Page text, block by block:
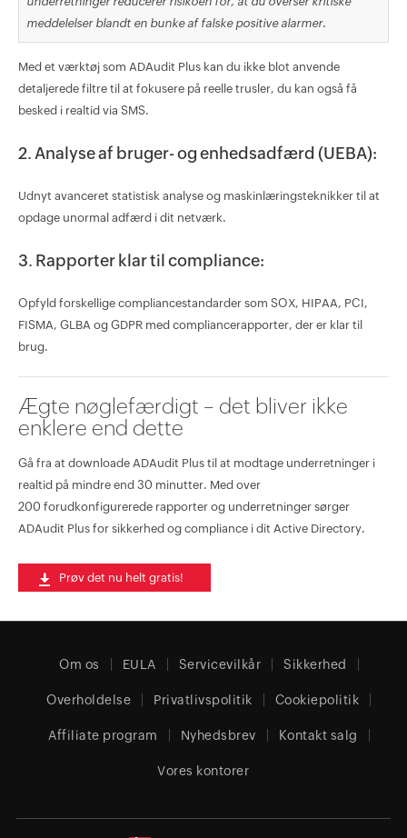
meddelelser blandt en bunke af falske positive alarmer.
Med et værktøj som ADAudit Plus kan du ikke blot anvende
detaljerede filtre til at fokusere på reelle trusler, du kan også få
besked i realtid via SMS.
2. Analyse af bruger- og enhedsadfærd (UEBA):
Udnyt avanceret statistisk analyse og maskinlæringsteknikker til at
opdage unormal adfærd i dit netværk.
3. Rapporter klar til compliance:
Opfyld forskellige compliancestandarder som SOX, HIPAA, PCI,
FISMA, GLBA og GDPR med compliancerapporter, der er klar til
brug.
Ægte nøglefærdigt – det bliver ikke
enklere end dette
Gå fra at downloade ADAudit Plus til at modtage underretninger i
realtid på mindre end 30 minutter. Med over
200 forudkonfigurerede rapporter og underretninger sørger
ADAudit Plus for sikkerhed og compliance i dit Active Directory.
Prøv det nu helt gratis!
Om os EULA Servicevilkår Sikkerhed
Overholdelse Privatlivspolitik Cookiepolitik
Affiliate program Nyhedsbrev Kontakt salg
Vores kontorer